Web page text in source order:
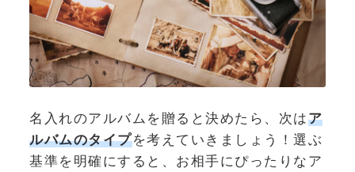
名入れのアルバムを贈ると決めたら、次はア
ルバムのタイプを考えていきましょう！選ぶ
基準を明確にすると、お相手にぴったりなア